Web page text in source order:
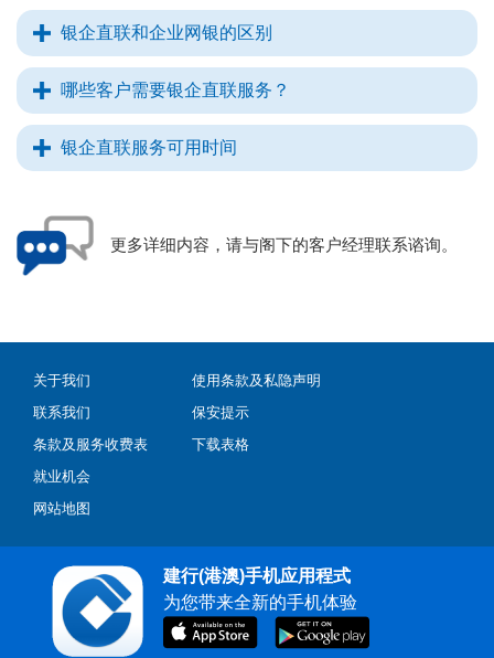
银企直联和企业网银的区别
哪些客户需要银企直联服务？
银企直联服务可用时间
更多详细内容，请与阁下的客户经理联系谘询。
关于我们
联系我们
条款及服务收费表
就业机会
网站地图
使用条款及私隐声明
保安提示
下载表格
建行(港澳)手机应用程式
为您带来全新的手机体验